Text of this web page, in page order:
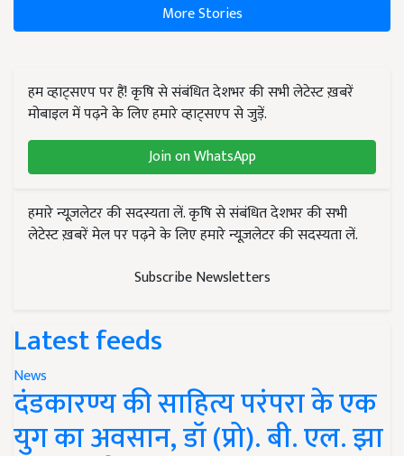
More Stories
हम व्हाट्सएप पर हैं! कृषि से संबंधित देशभर की सभी लेटेस्ट ख़बरें
मोबाइल में पढ़ने के लिए हमारे व्हाट्सएप से जुड़ें.
Join on WhatsApp
हमारे न्यूज़लेटर की सदस्यता लें. कृषि से संबंधित देशभर की सभी
लेटेस्ट ख़बरें मेल पर पढ़ने के लिए हमारे न्यूज़लेटर की सदस्यता लें.
Subscribe Newsletters
Latest feeds
News
दंडकारण्य की साहित्य परंपरा के एक
युग का अवसान, डॉ (प्रो). बी. एल. झा